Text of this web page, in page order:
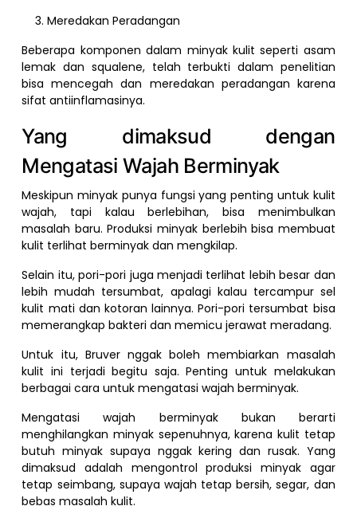
Meredakan Peradangan
Beberapa komponen dalam minyak kulit seperti asam
lemak dan squalene, telah terbukti dalam penelitian
bisa mencegah dan meredakan peradangan karena
sifat antiinflamasinya.
Yang dimaksud dengan
Mengatasi Wajah Berminyak
Meskipun minyak punya fungsi yang penting untuk kulit
wajah, tapi kalau berlebihan, bisa menimbulkan
masalah baru. Produksi minyak berlebih bisa membuat
kulit terlihat berminyak dan mengkilap.
Selain itu, pori-pori juga menjadi terlihat lebih besar dan
lebih mudah tersumbat, apalagi kalau tercampur sel
kulit mati dan kotoran lainnya. Pori-pori tersumbat bisa
memerangkap bakteri dan memicu jerawat meradang.
Untuk itu, Bruver nggak boleh membiarkan masalah
kulit ini terjadi begitu saja. Penting untuk melakukan
berbagai cara untuk mengatasi wajah berminyak.
Mengatasi wajah berminyak bukan berarti
menghilangkan minyak sepenuhnya, karena kulit tetap
butuh minyak supaya nggak kering dan rusak. Yang
dimaksud adalah mengontrol produksi minyak agar
tetap seimbang, supaya wajah tetap bersih, segar, dan
bebas masalah kulit.